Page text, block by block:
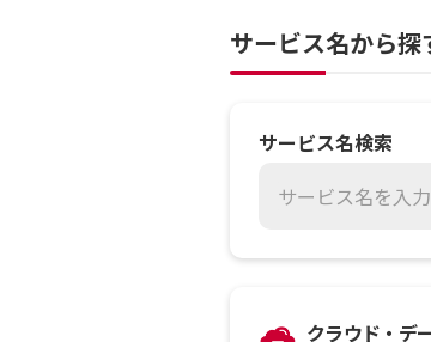
サービス名から探
サービス名検索
サービス名を入
クラウド・デ